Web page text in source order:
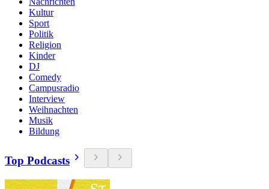
Kultur
Sport
Politik
Religion
Kinder
DJ
Comedy
Campusradio
Interview
Weihnachten
Musik
Bildung
Top Podcasts